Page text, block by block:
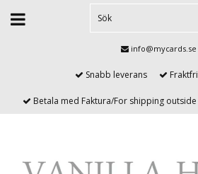
info@mycards.se
Snabb leverans
Betala med Faktura/For shipping